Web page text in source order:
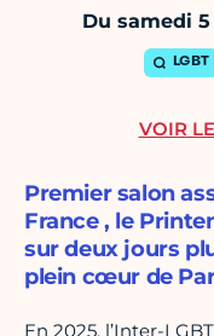
Du samedi
LGBT
Premier salon
France , le
sur deux jours
plein cœur de
En 2025, l’Inter-
VOIR